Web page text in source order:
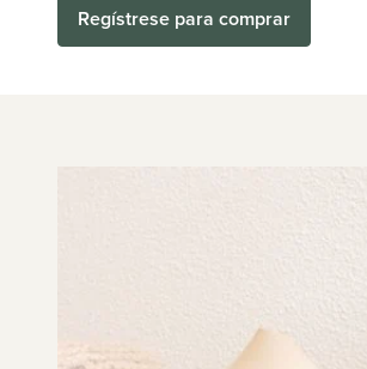
Regístrese para comprar